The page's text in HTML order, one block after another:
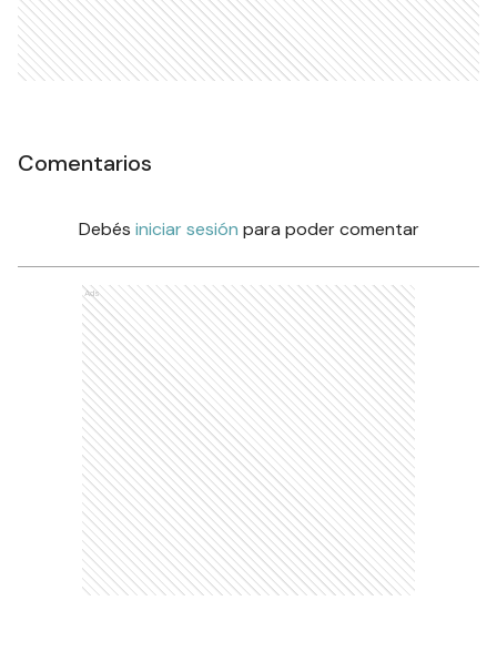
Comentarios
Debés iniciar sesión para poder comentar
Ads